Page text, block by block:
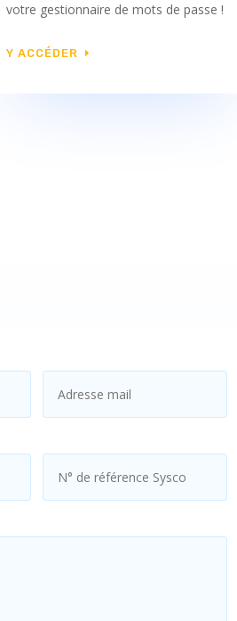
votre gestionnaire de mots de passe !
Y ACCÉDER